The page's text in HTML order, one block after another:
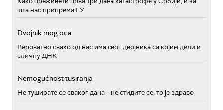
шта нас припрема ЕУ
Dvojnik mog oca
Вероватно свако од нас има свог двојника са којим дели и
сличну ДНК
Nemogućnost tusiranja
Не туширате се сваког дана – не стидите се, то је здраво